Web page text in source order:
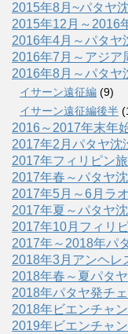
2015年8月~パタヤ
2015年12月～2016
2016年4月～パタヤ
2016年7月～アジア
2016年8月～パタヤ
イサーン遠征編 (9)
イサーン遠征編後半
2016～2017年末年
2017年2月パタヤ沈
2017年フィリピン
2017年春～パタヤ
2017年5月～6月ラ
2017年夏～パタヤ
2017年10月フィリ
2017年～2018年パ
2018年3月アンヘレ
2018年春～夏パタヤ
2018年パタヤ発チ
2018年ビエンチャ
2019年ビエンチャ